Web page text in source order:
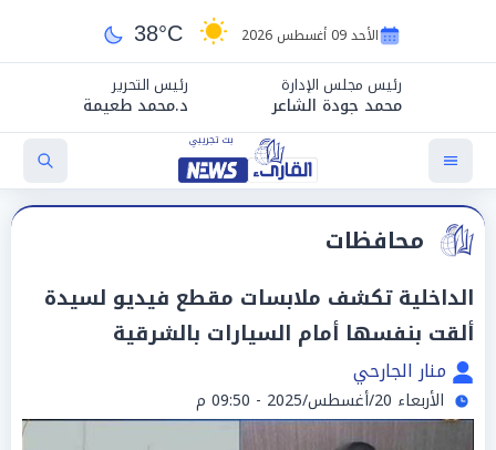
الأحد 09 أغسطس 2026 38°C
رئيس مجلس الإدارة
محمد جودة الشاعر
رئيس التحرير
د.محمد طعيمة
محافظات
الداخلية تكشف ملابسات مقطع فيديو لسيدة
ألقت بنفسها أمام السيارات بالشرقية
منار الجارحي
الأربعاء 20/أغسطس/2025 - 09:50 م